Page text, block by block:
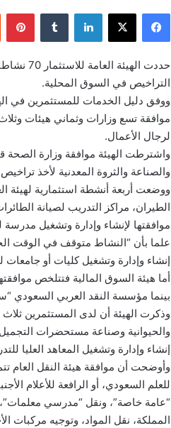
فيسبوك لينكدإن
التراخيص في السوق المحلية.
ووفق دليل الخدمات للمستثمرين في
موافقة تسع وزارات وثماني هيئات
لرجال الأعمال.
واشترطت الهيئة موافقة وزارة الصحة
والصناعة والثروة المعدنية لأخذ
ووضعت أربعة أنشطة استثمارية لهيئة
الطيران، مراكز التدريب لصيانة
موافقتها لإنشاء وإدارة وتشغيل مدرسة
علما بأن “النشاط متوقف في الوقت
إنشاء وإدارة وتشغيل كليات أو جامعات
أما هيئة السوق المالية فتتلخص
بينما مؤسسة النقد العربي السعودي
وذكرت الهيئة أن لدى المستثمرين ثلاث
والحيوانية وصناعة مستحضرات
إنشاء وإدارة وتشغيل المعاهد العليا
وأوضحت أن موافقة هيئة النقل العام
للعلم السعودي، أو الرافعة للأعلام
“عامة خاصة”، ونقل “مدرسي معلمات”،
المملكة، نقل المواد، وتوجيه مركبات